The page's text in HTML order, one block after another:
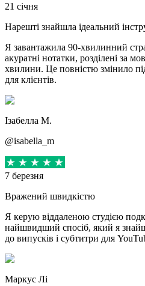
21 січня
Нарешті знайшла ідеальний
Я завантажила 90-хвилинний
акуратні нотатки, розділені за
хвилини. Це повністю змінило
для клієнтів.
Ізабелла М.
@isabella_m
7 березня
Вражений швидкістю
Я керую віддаленою студією
найшвидший спосіб, який я
до випусків і субтитри для
Маркус Лі